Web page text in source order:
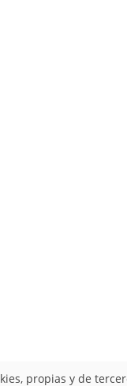
propias y de